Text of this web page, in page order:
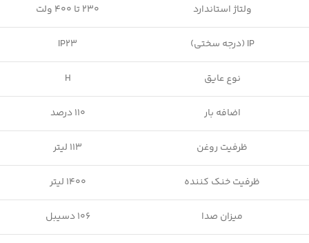
ولتاژ استاندارد 230 تا 400 ولت
IP (درجه سختی) IP23
نوع عایق H
اضافه بار 110 درصد
ظرفیت روغن 113 لیتر
ظرفیت خنک کننده 1400 لیتر
میزان صدا 106 دسیبل